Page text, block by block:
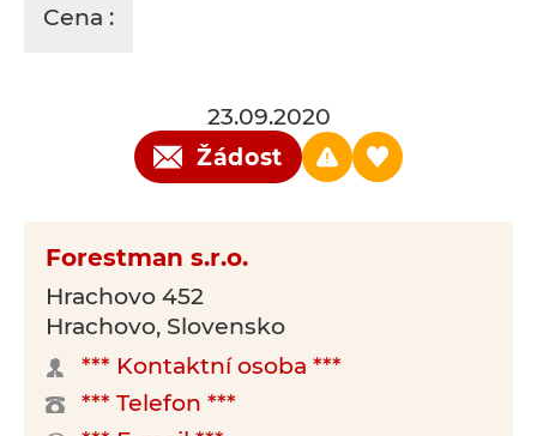
Cena :
23.09.2020
Žádost
Forestman s.r.o.
Hrachovo 452
Hrachovo, Slovensko
*** Kontaktní osoba ***
*** Telefon ***